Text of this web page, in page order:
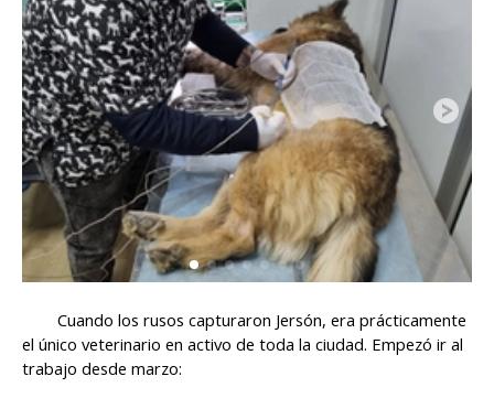
Cuando los rusos capturaron Jersón, era prácticamente
el único veterinario en activo de toda la ciudad. Empezó ir al
trabajo desde marzo: